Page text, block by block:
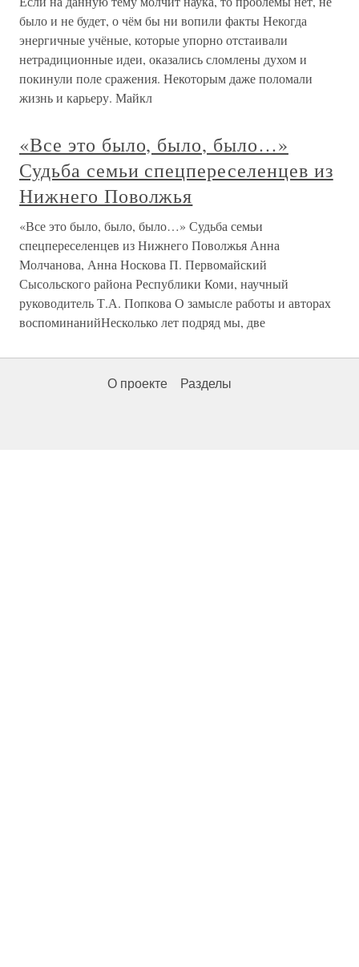
было и не будет, о чём бы ни вопили факты Некогда
энергичные учёные, которые упорно отстаивали
нетрадиционные идеи, оказались сломлены духом и
покинули поле сражения. Некоторым даже поломали
жизнь и карьеру. Майкл
«Все это было, было, было…»
Судьба семьи спецпереселенцев из
Нижнего Поволжья
«Все это было, было, было…» Судьба семьи
спецпереселенцев из Нижнего Поволжья Анна
Молчанова, Анна Носкова П. Первомайский
Сысольского района Республики Коми, научный
руководитель Т.А. Попкова О замысле работы и авторах
воспоминанийНесколько лет подряд мы, две
О проекте Разделы